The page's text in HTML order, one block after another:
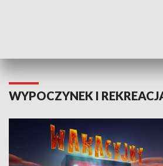
WYPOCZYNEK I